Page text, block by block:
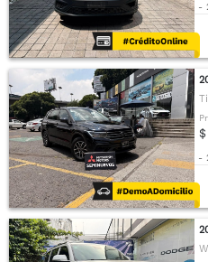
-
-